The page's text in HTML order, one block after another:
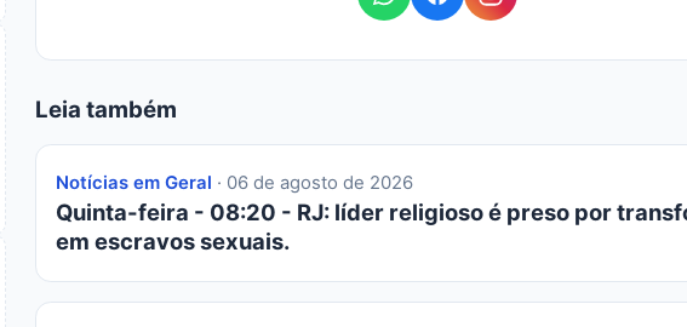
Leia também
Notícias em Geral · 06 de agosto de 2026
Quinta-feira - 08:20 - RJ: líder religioso é preso por
em escravos sexuais.